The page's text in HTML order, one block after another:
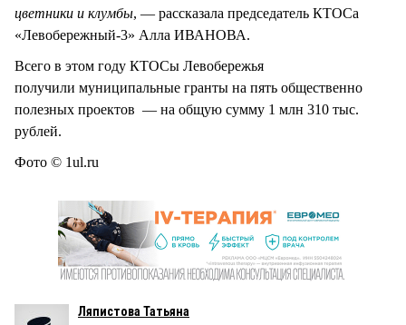
цветники и клумбы, — рассказала председатель КТОСа
«Левобережный-3» Алла ИВАНОВА.
Всего в этом году КТОСы Левобережья
получили муниципальные гранты на пять общественно
полезных проектов — на общую сумму 1 млн 310 тыс.
рублей.
Фото © 1ul.ru
Ляпистова Татьяна